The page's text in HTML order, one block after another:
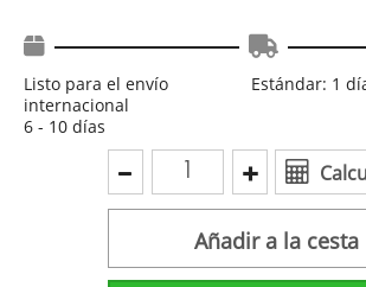
Listo para el envío
internacional
6 - 10 días
Estándar: 1
Añadir a la cesta